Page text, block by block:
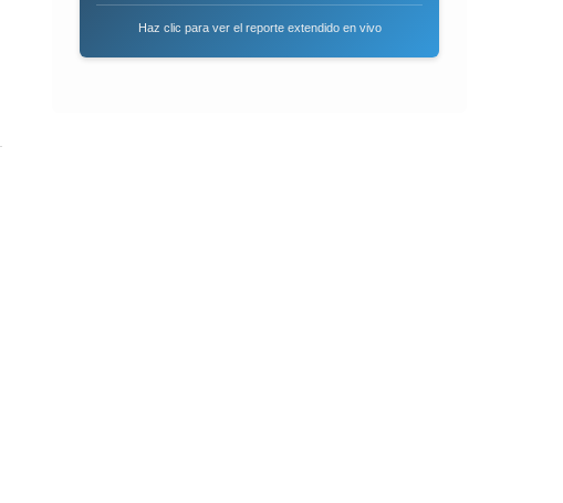
Haz clic para ver el reporte extendido en vivo